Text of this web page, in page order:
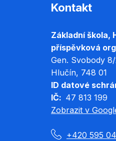
Kontakt
Základní škola,
příspěvková
Gen. Svobody
Hlučín, 748 01
ID datové
IČ
47 813 199
Zobrazit v
+420 595